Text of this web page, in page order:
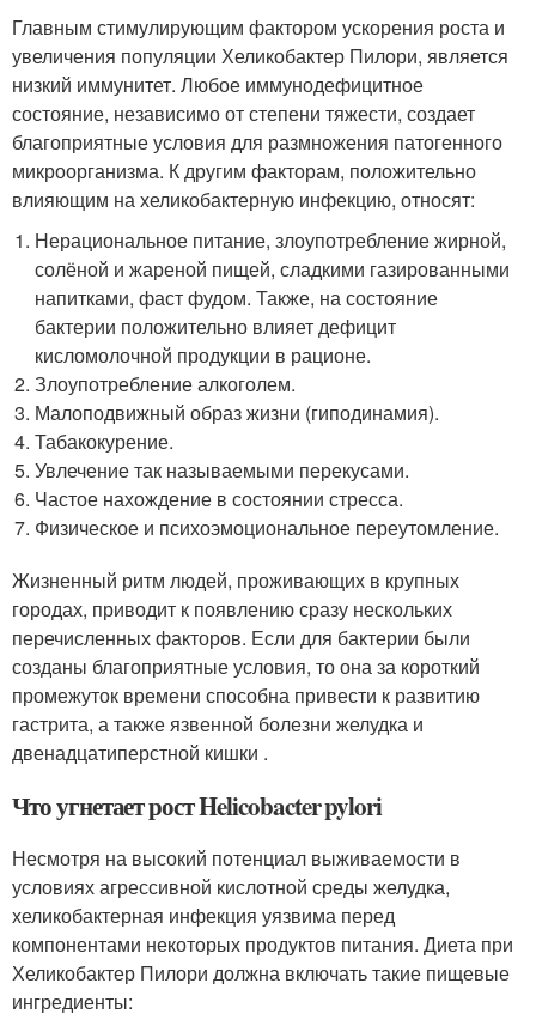
Главным стимулирующим фактором ускорения роста и
увеличения популяции Хеликобактер Пилори, является
низкий иммунитет. Любое иммунодефицитное
состояние, независимо от степени тяжести, создает
благоприятные условия для размножения патогенного
микроорганизма. К другим факторам, положительно
влияющим на хеликобактерную инфекцию, относят:
Нерациональное питание, злоупотребление жирной,
солёной и жареной пищей, сладкими газированными
напитками, фаст фудом. Также, на состояние
бактерии положительно влияет дефицит
кисломолочной продукции в рационе.
Злоупотребление алкоголем.
Малоподвижный образ жизни (гиподинамия).
Табакокурение.
Увлечение так называемыми перекусами.
Частое нахождение в состоянии стресса.
Физическое и психоэмоциональное переутомление.
Жизненный ритм людей, проживающих в крупных
городах, приводит к появлению сразу нескольких
перечисленных факторов. Если для бактерии были
созданы благоприятные условия, то она за короткий
промежуток времени способна привести к развитию
гастрита, а также язвенной болезни желудка и
двенадцатиперстной кишки .
Что угнетает рост Helicobacter pylori
Несмотря на высокий потенциал выживаемости в
условиях агрессивной кислотной среды желудка,
хеликобактерная инфекция уязвима перед
компонентами некоторых продуктов питания. Диета при
Хеликобактер Пилори должна включать такие пищевые
ингредиенты: